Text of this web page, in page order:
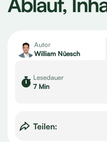
Autor
William Nüesch
Lesedauer
7 Min
Teilen: